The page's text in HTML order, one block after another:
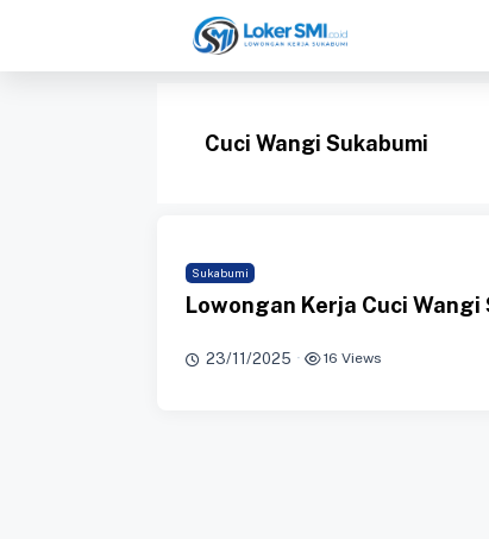
isi
Cuci Wangi Sukabumi
Sukabumi
Lowongan Kerja Cuci
23/11/2025 · 16 Views